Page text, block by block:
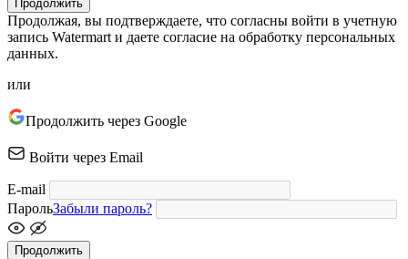
Продолжить
Продолжая, вы подтверждаете, что согласны войти в учетную
запись Watermart и даете согласие на обработку персональных
данных.
или
Продолжить через Google
Войти через Email
E-mail
ПарольЗабыли пароль?
Продолжить